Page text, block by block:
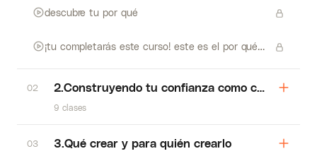
descubre tu por qué
¡tu completarás este curso! este es el por qué…
02 2.Construyendo tu confianza como coach
9 clases
03 3.Qué crear y para quién crearlo